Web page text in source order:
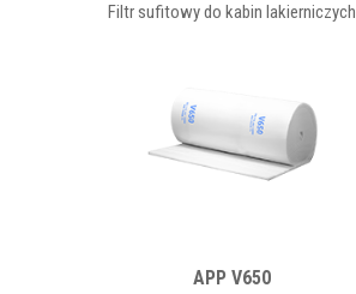
Filtr sufitowy do kabin lakierniczych
APP V650